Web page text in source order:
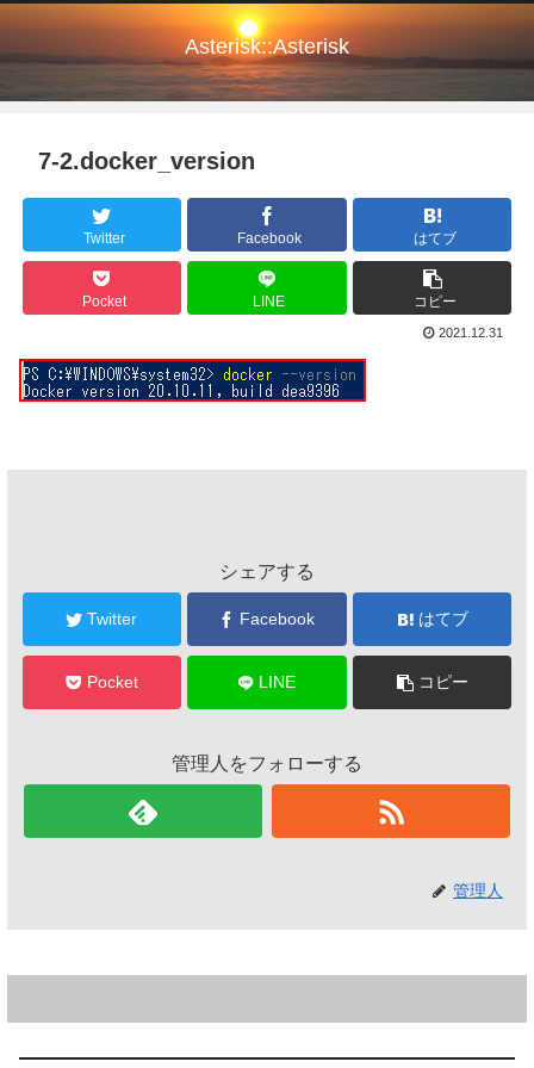
Asterisk::Asterisk
7-2.docker_version
Twitter Facebook はてブ
Pocket LINE コピー
2021.12.31
シェアする
Twitter Facebook はてブ
Pocket LINE コピー
管理人をフォローする
管理人